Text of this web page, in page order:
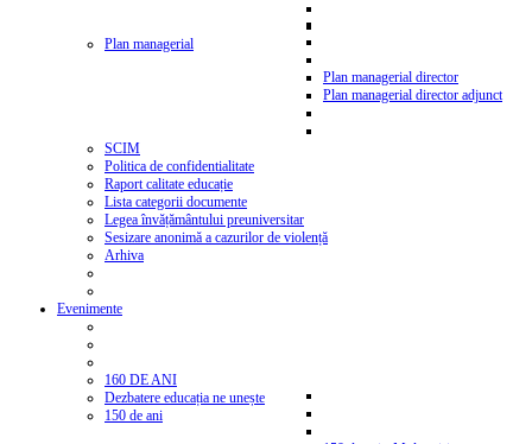
Plan managerial
Plan managerial director
Plan managerial director adjunct
SCIM
Politica de confidentialitate
Raport calitate educație
Lista categorii documente
Legea învățământului preuniversitar
Sesizare anonimă a cazurilor de violență
Arhiva
Evenimente
160 DE ANI
Dezbatere educația ne unește
150 de ani